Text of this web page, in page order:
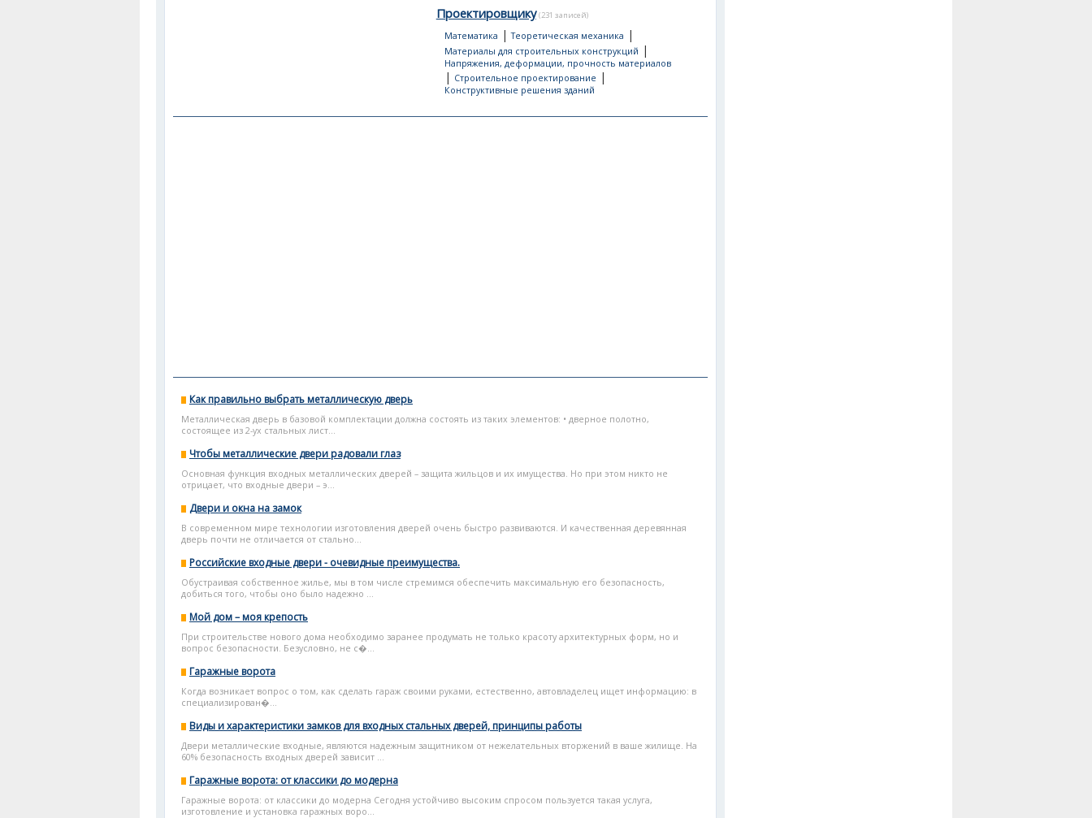
Проектировщику (231 записей)
Математика |Теоретическая механика |
Материалы для строительных конструкций |
Напряжения, деформации, прочность материалов
| Строительное проектирование |
Конструктивные решения зданий
Как правильно выбрать металлическую дверь
Металлическая дверь в базовой комплектации должна состоять из таких элементов: • дверное полотно,
состоящее из 2-ух стальных лист...
Чтобы металлические двери радовали глаз
Основная функция входных металлических дверей – защита жильцов и их имущества. Но при этом никто не
отрицает, что входные двери – э...
Двери и окна на замок
В современном мире технологии изготовления дверей очень быстро развиваются. И качественная деревянная
дверь почти не отличается от стально...
Российские входные двери - очевидные преимущества.
Обустраивая собственное жилье, мы в том числе стремимся обеспечить максимальную его безопасность,
добиться того, чтобы оно было надежно ...
Мой дом – моя крепость
При строительстве нового дома необходимо заранее продумать не только красоту архитектурных форм, но и
вопрос безопасности. Безусловно, не с�...
Гаражные ворота
Когда возникает вопрос о том, как сделать гараж своими руками, естественно, автовладелец ищет информацию: в
специализирован�...
Виды и характеристики замков для входных стальных дверей, принципы работы
Двери металлические входные, являются надежным защитником от нежелательных вторжений в ваше жилище. На
60% безопасность входных дверей зависит ...
Гаражные ворота: от классики до модерна
Гаражные ворота: от классики до модерна Сегодня устойчиво высоким спросом пользуется такая услуга,
изготовление и установка гаражных воро...